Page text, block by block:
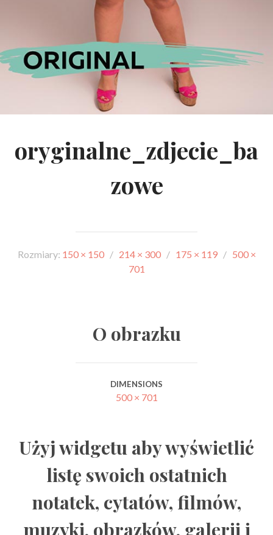
oryginalne_zdjecie_ba
zowe
Rozmiary: 150 × 150 / 214 × 300 / 175 × 119 / 500 ×
701
O obrazku
DIMENSIONS
500 × 701
Użyj widgetu aby wyświetlić
listę swoich ostatnich
notatek, cytatów, filmów,
muzyki, obrazków, galerii i